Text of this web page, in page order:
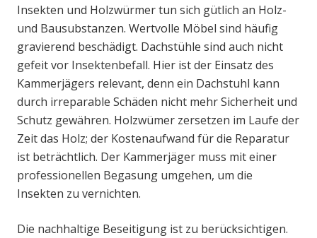
Insekten und Holzwürmer tun sich gütlich an Holz-
und Bausubstanzen. Wertvolle Möbel sind häufig
gravierend beschädigt. Dachstühle sind auch nicht
gefeit vor Insektenbefall. Hier ist der Einsatz des
Kammerjägers relevant, denn ein Dachstuhl kann
durch irreparable Schäden nicht mehr Sicherheit und
Schutz gewähren. Holzwümer zersetzen im Laufe der
Zeit das Holz; der Kostenaufwand für die Reparatur
ist beträchtlich. Der Kammerjäger muss mit einer
professionellen Begasung umgehen, um die
Insekten zu vernichten.
Die nachhaltige Beseitigung ist zu berücksichtigen.